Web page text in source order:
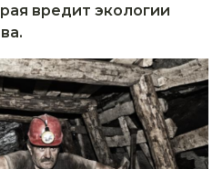
вредит экологии